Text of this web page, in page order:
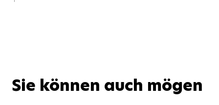
Sie können auch mögen